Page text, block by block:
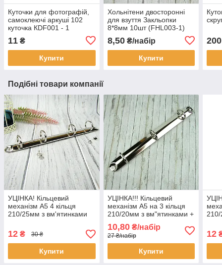
Куточки для фотографій,
самоклеючі аркуші 102
куточка КDF001 - 1
11 ₴
Купити
Хольнітени двосторонні
для взуття Закльопки
8*8мм 10шт (FHL003-1)
8,50₴/набір
Купити
200
Подібні товари компанії
УЦІНКА! Кільцевий
механізм А5 4 кільця
210/25мм з вм'ятинками
KMB016
12 ₴ 30 ₴
Купити
УЦІНКА!!! Кільцевий
механізм А5 на 3 кільця
210/20мм з вм"ятинками +
заклепки KMB007
10,80₴/набір
27 ₴/набір
Купити
12